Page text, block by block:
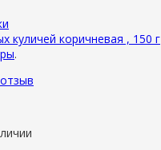
куличей коричневая , 150 г
.